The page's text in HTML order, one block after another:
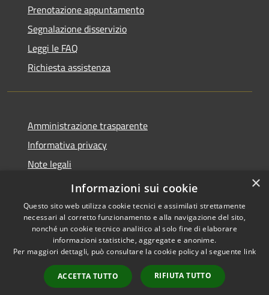
Prenotazione appuntamento
Segnalazione disservizio
Leggi le FAQ
Richiesta assistenza
Amministrazione trasparente
Informativa privacy
Note legali
Dichiarazione di accessibilità
Accessibilità
Copyright © 2026 • Comune di
Barbariga • Powered by
Municipium•
Accesso
redazione
×
Informazioni sui cookie
Questo sito web utilizza cookie tecnici e assimilati strettamente
necessari al corretto funzionamento e alla navigazione del sito,
nonché un cookie tecnico analitico al solo fine di elaborare
informazioni statistiche, aggregate e anonime.
Per maggiori dettagli, può consultare la cookie policy al seguente link
ACCETTA TUTTO RIFIUTA TUTTO